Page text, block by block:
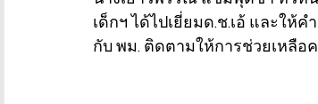
เด็กฯ ได้ไปเยี่ยมด.ช.เอ้ และใ
กับ พม. ติดตามให้การช่วยเหลือ